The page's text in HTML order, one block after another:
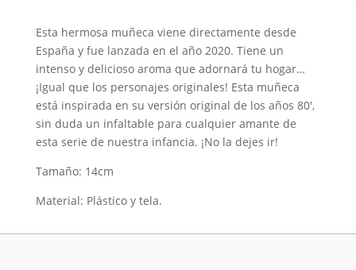
2020
-
Lemon
Meringue
cantidad
Esta hermosa muñeca viene directamente desde
España y fue lanzada en el año 2020. Tiene un
intenso y delicioso aroma que adornará tu hogar…
¡Igual que los personajes originales! Esta muñeca
está inspirada en su versión original de los años 80′,
sin duda un infaltable para cualquier amante de
esta serie de nuestra infancia. ¡No la dejes ir!
Tamaño: 14cm
Material: Plástico y tela.